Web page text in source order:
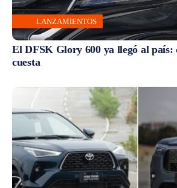
LANZAMIENTOS
El DFSK Glory 600 ya llegó al país:
cuesta